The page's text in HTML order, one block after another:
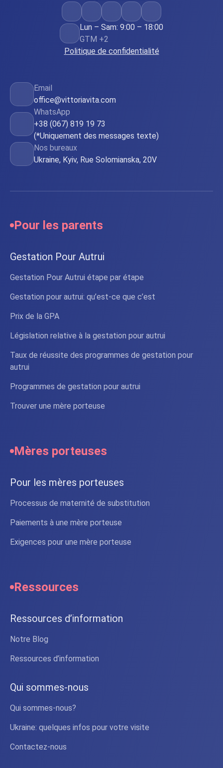
Lun – Sam: 9:00 – 18:00
GTM +2
Politique de confidentialité
Email
office@vittoriavita.com
WhatsApp
+38 (067) 819 19 73
(*Uniquement des messages texte)
Nos bureaux
Ukraine, Kyiv, Rue Solomianska, 20V
Pour les parents
Gestation Pour Autrui
Gestation Pour Autrui étape par étape
Gestation pour autrui: qu’est-ce que c’est
Prix de la GPA
Législation relative à la gestation pour autrui
Taux de réussite des programmes de gestation pour
autrui
Programmes de gestation pour autrui
Trouver une mère porteuse
Mères porteuses
Pour les mères porteuses
Processus de maternité de substitution
Paiements à une mère porteuse
Exigences pour une mère porteuse
Ressources
Ressources d’information
Notre Blog
Ressources d’information
Qui sommes-nous
Qui sommes-nous?
Ukraine: quelques infos pour votre visite
Contactez-nous